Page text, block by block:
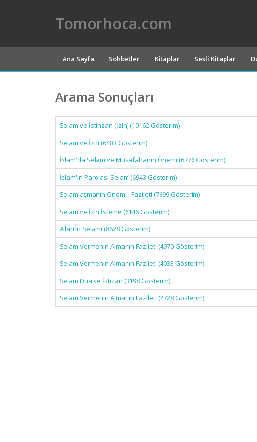
Tomorhoca.com
Ana Sayfa Sohbetler Kitaplar Sesli Kitaplar
Arama Sonuçları
Selam ve İstihzan (İzin) (10162 Gösterim)
Selam ve İzin (6483 Gösterim)
İslam'da Selam ve Musafahanın Önemi (6776 Gösterim)
İslam'ın Parolası Selam (6943 Gösterim)
Selamlaşmanın Önemi - Fazileti (7699 Gösterim)
Selam ve İzin İsteme (6146 Gösterim)
Allah’ın Selamı (8628 Gösterim)
Selam Vermenin Almanın Fazileti (4970 Gösterim)
Selam Vermenin Almanın Fazileti (4033 Gösterim)
Selam Dua ve İstizan (3198 Gösterim)
Selam Vermenin Almanın Fazileti (2728 Gösterim)